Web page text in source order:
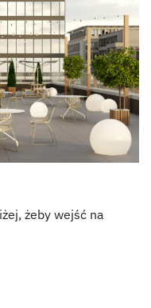
żeby wejść na